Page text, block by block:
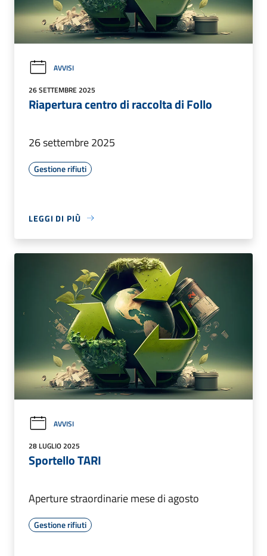
AVVISI
26 SETTEMBRE 2025
Riapertura centro di raccolta di Follo
26 settembre 2025
Gestione rifiuti
LEGGI DI PIÙ
AVVISI
28 LUGLIO 2025
Sportello TARI
Aperture straordinarie mese di agosto
Gestione rifiuti